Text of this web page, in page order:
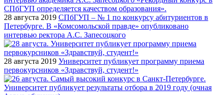
28 августа 2019 СПбГУП – № 1 по конкурсу абитуриентов в
Петербурге. В «Комсомольской правде» опубликовано
интервью ректора А.С. Запесоцкого
28 августа 2019 Университет публикует программу приема
первокурсников «Здравствуй, студент!»